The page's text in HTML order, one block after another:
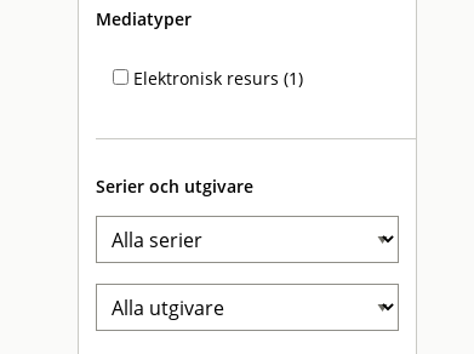
Mediatyper
Elektronisk resurs (1)
Serier och utgivare